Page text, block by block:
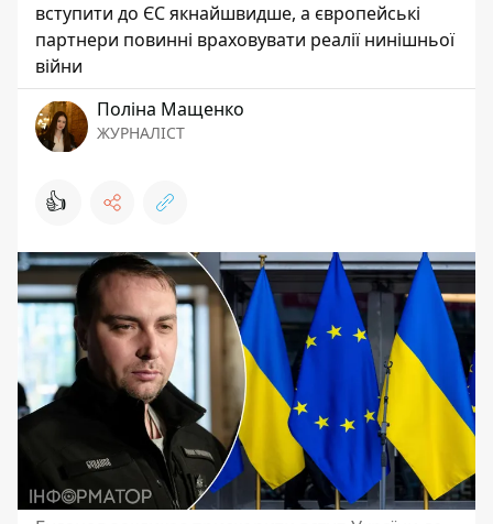
вступити до ЄС якнайшвидше, а європейські
партнери повинні враховувати реалії нинішньої
війни
Поліна Мащенко
ЖУРНАЛІСТ
👍